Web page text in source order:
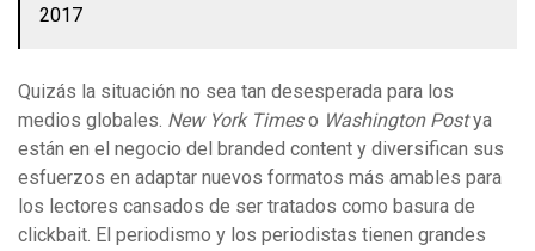
2017
Quizás la situación no sea tan desesperada para los
medios globales. New York Timeso Washington Postya
están en el negocio del branded content y diversifican sus
esfuerzos en adaptar nuevos formatos más amables para
los lectores cansados de ser tratados como basura de
clickbait. El periodismo y los periodistas tienen grandes